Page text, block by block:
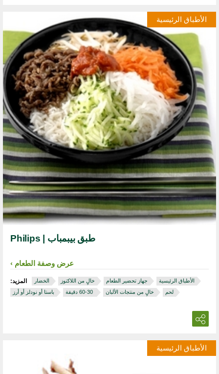
الأطباق الرئيسية
طبق بيبمباب | Philips
عرض وصفة الطعام
المزيد: الخضار خالٍ من اللاكتوز جهاز تحضير الطعام
الأطباق الرئيسية
باستا أو نودلز أو أرز
‏ 30‏-60 دقيقة خالٍ من منتجات الألبان لحم
الأطباق الرئيسية